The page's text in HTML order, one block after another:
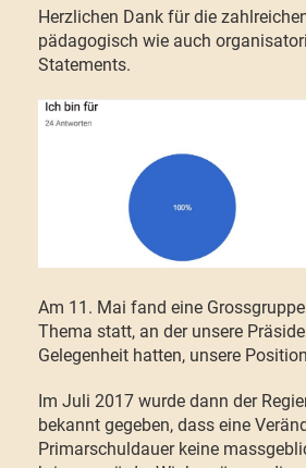
Herzlichen Dank für die
pädagogisch wie auch
Statements.
Am 11. Mai fand eine
Thema statt, an der unsere
Gelegenheit hatten, unsere
Im Juli 2017 wurde dann der
bekannt gegeben, dass eine
Primarschuldauer keine